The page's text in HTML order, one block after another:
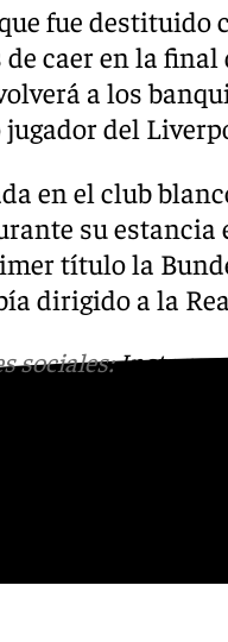
que fue
de caer en la
a los
jugador del
en el club
su estancia
título la
dirigido a la
sociales: